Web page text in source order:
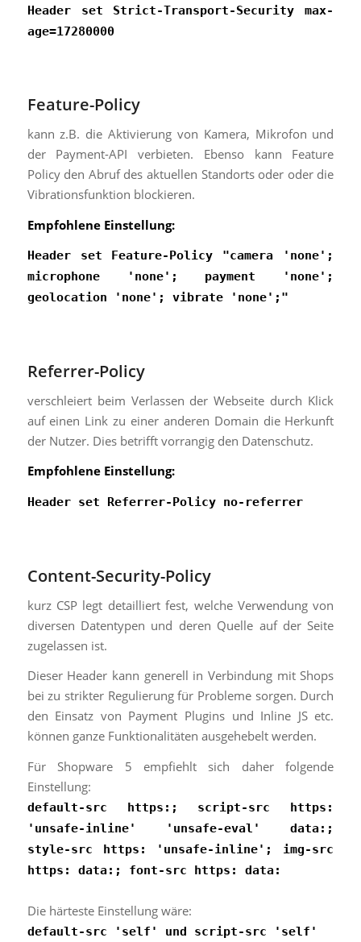
Header set Strict-Transport-Security max-
age=17280000
Feature-Policy
kann z.B. die Aktivierung von Kamera, Mikrofon und
der Payment-API verbieten. Ebenso kann Feature
Policy den Abruf des aktuellen Standorts oder oder die
Vibrationsfunktion blockieren.
Empfohlene Einstellung:
Header set Feature-Policy "camera 'none';
microphone 'none'; payment 'none';
geolocation 'none'; vibrate 'none';"
Referrer-Policy
verschleiert beim Verlassen der Webseite durch Klick
auf einen Link zu einer anderen Domain die Herkunft
der Nutzer. Dies betrifft vorrangig den Datenschutz.
Empfohlene Einstellung:
Header set Referrer-Policy no-referrer
Content-Security-Policy
kurz CSP legt detailliert fest, welche Verwendung von
diversen Datentypen und deren Quelle auf der Seite
zugelassen ist.
Dieser Header kann generell in Verbindung mit Shops
bei zu strikter Regulierung für Probleme sorgen. Durch
den Einsatz von Payment Plugins und Inline JS etc.
können ganze Funktionalitäten ausgehebelt werden.
Für Shopware 5 empfiehlt sich daher folgende
Einstellung:
default-src https:; script-src https:
'unsafe-inline' 'unsafe-eval' data:;
style-src https: 'unsafe-inline'; img-src
https: data:; font-src https: data:
Die härteste Einstellung wäre:
default-src 'self' und script-src 'self'